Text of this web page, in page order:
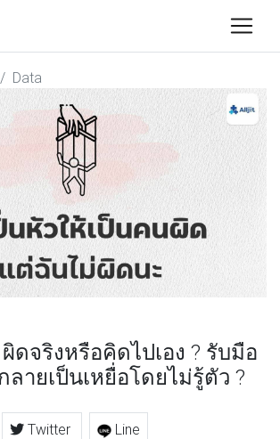
Data
ผิดจริงหรือคิดไปเอง ? รับมือ
ลายเป็นเหยื่อโดยไม่รู้ตัว ?
Twitter Line